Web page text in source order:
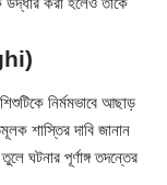
নির্মমভাবে আছাড়
শাস্তির দাবি জানান
ঘটনার পূর্ণাঙ্গ তদন্তের